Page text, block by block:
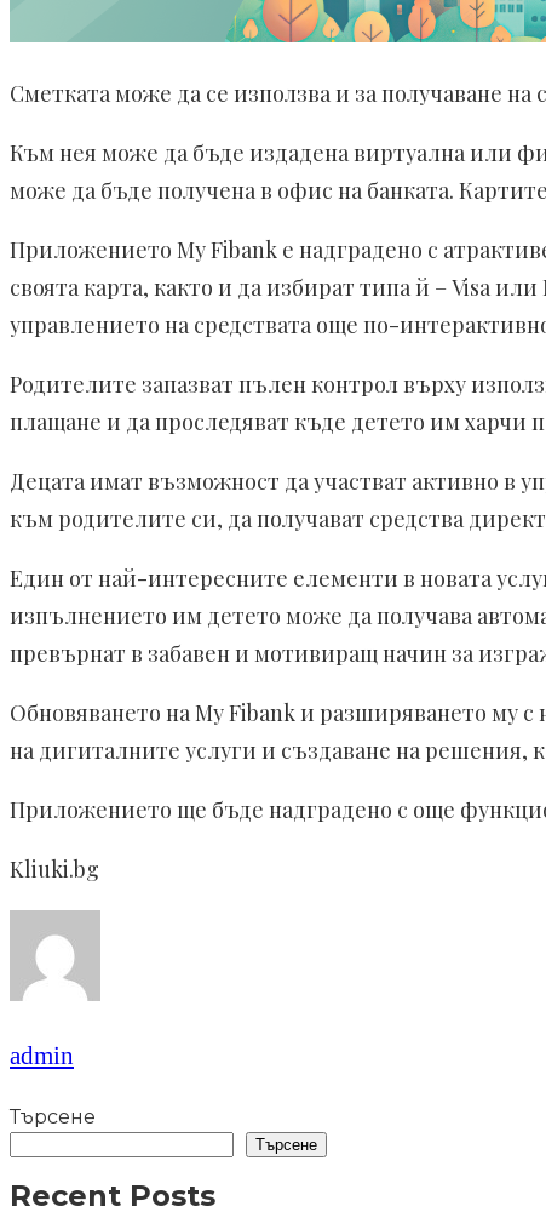
Сметката може да се използва и за получаване
Към нея може да бъде издадена виртуална или
може да бъде получена в офис на банката.
Приложението My Fibank е надградено с
своята карта, както и да избират типа й – Visa
управлението на средствата още по-
Родителите запазват пълен контрол върху
плащане и да проследяват къде детето им харчи
Децата имат възможност да участват активно в
към родителите си, да получават средства
Един от най-интересните елементи в новата
изпълнението им детето може да получава
превърнат в забавен и мотивиращ начин за
Обновяването на My Fibank и разширяването му
на дигиталните услуги и създаване на решения,
Приложението ще бъде надградено с още
Kliuki.bg
admin
Търсене
Търсене
Recent Posts